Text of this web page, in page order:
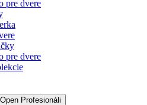
pre dvere
pre dvere
Open Profesionáli